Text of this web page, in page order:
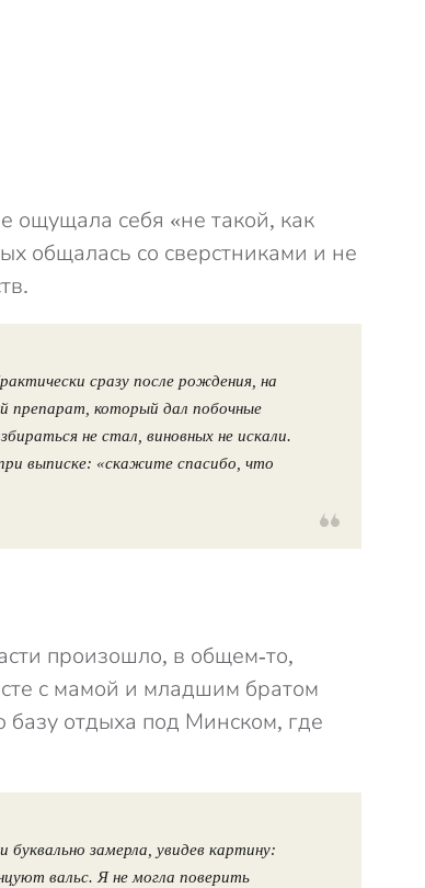
ощущала себя «не такой, как
общалась со сверстниками и не
сразу после рождения, на
препарат, который дал побочные
не стал, виновных не искали.
выписке: «скажите спасибо, что
произошло, в общем-то,
с мамой и младшим братом
отдыха под Минском, где
замерла, увидев картину:
вальс. Я не могла поверить